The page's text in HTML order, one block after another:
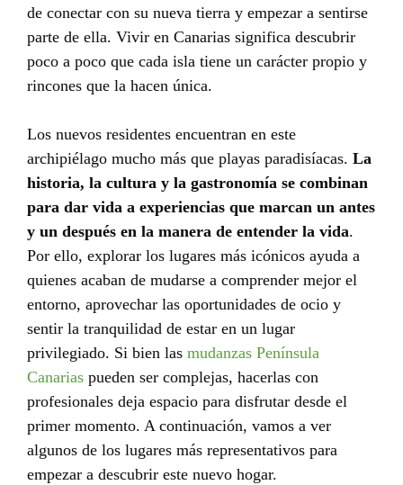
de conectar con su nueva tierra y empezar a sentirse
parte de ella. Vivir en Canarias significa descubrir
poco a poco que cada isla tiene un carácter propio y
rincones que la hacen única.
Los nuevos residentes encuentran en este
archipiélago mucho más que playas paradisíacas. La
historia, la cultura y la gastronomía se combinan
para dar vida a experiencias que marcan un antes
y un después en la manera de entender la vida.
Por ello, explorar los lugares más icónicos ayuda a
quienes acaban de mudarse a comprender mejor el
entorno, aprovechar las oportunidades de ocio y
sentir la tranquilidad de estar en un lugar
privilegiado. Si bien las mudanzas Península
Canarias pueden ser complejas, hacerlas con
profesionales deja espacio para disfrutar desde el
primer momento. A continuación, vamos a ver
algunos de los lugares más representativos para
empezar a descubrir este nuevo hogar.